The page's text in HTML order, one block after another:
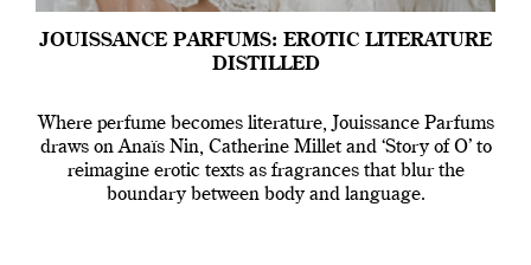
JOUISSANCE PARFUMS: EROTIC LITERATURE
DISTILLED
Where perfume becomes literature, Jouissance Parfums
draws on Anaïs Nin, Catherine Millet and ‘Story of O’ to
reimagine erotic texts as fragrances that blur the
boundary between body and language.